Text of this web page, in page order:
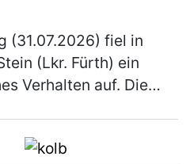
(31.07.2026) fiel in
(Lkr. Fürth) ein
Verhalten auf. Die